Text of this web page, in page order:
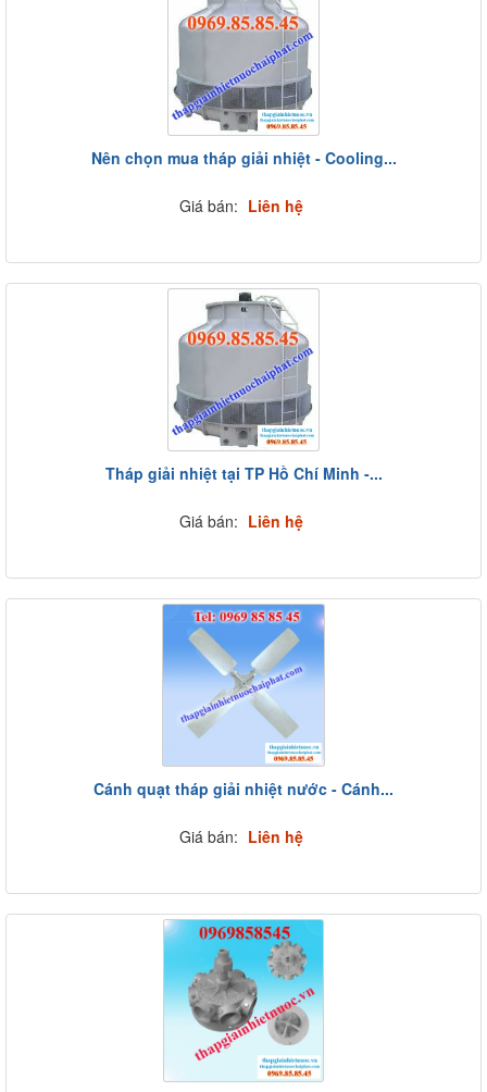
Nên chọn mua tháp giải nhiệt - Cooling...
Giá bán: Liên hệ
Tháp giải nhiệt tại TP Hồ Chí Minh -...
Giá bán: Liên hệ
Cánh quạt tháp giải nhiệt nước - Cánh...
Giá bán: Liên hệ